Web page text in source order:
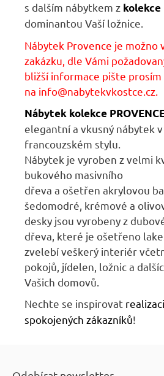
s dalším nábytkem z kolekce
dominantou Vaší ložnice.
Nábytek Provence je možno
zakázku, dle Vámi
bližší informace pište prosím
na info@nabytekvkostce.cz.
Nábytek kolekce
elegantnía vkusný nábytek v
francouzském stylu.
Nábytek je vyroben zvelmi
bukového masivního
dřeva a ošetřen akrylovou
šedomodré, krémové a
desky jsou vyrobeny z
dřeva, které je ošetřeno
zvelebí veškerý interiér
pokojů, jídelen, ložnica
Vašich domovů.
Nechte se inspirovat r
spokojených zákazníků!